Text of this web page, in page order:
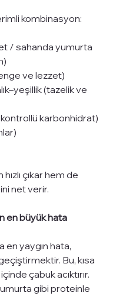
kombinasyon:
/ sahanda yumurta
ve lezzet)
(tazelik ve
karbonhidrat)
çıkar hem de
net verir.
en büyük hata
en yaygın hata,
Bu, kısa
çabuk acıktırır.
gibi proteinle